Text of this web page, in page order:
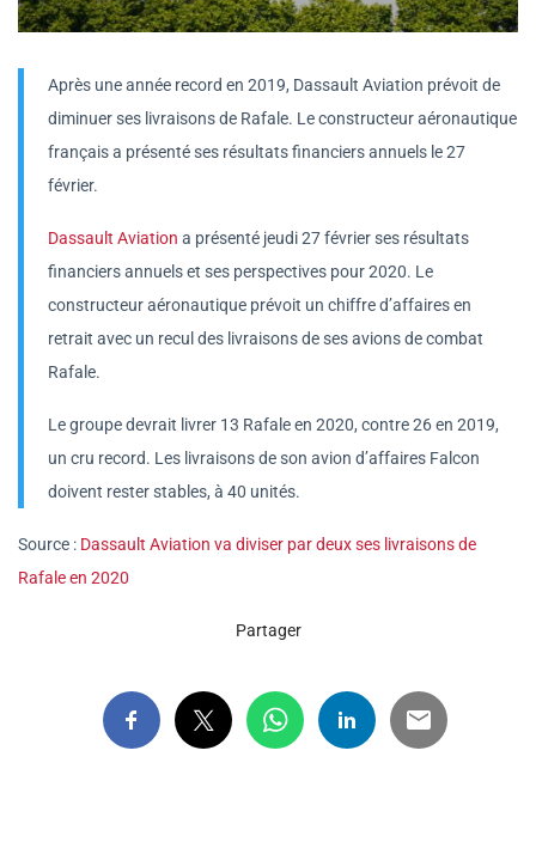
Après une année record en 2019, Dassault Aviation prévoit de
diminuer ses livraisons de Rafale. Le constructeur aéronautique
français a présenté ses résultats financiers annuels le 27
février.
Dassault Aviation a présenté jeudi 27 février ses résultats
financiers annuels et ses perspectives pour 2020. Le
constructeur aéronautique prévoit un chiffre d’affaires en
retrait avec un recul des livraisons de ses avions de combat
Rafale.
Le groupe devrait livrer 13 Rafale en 2020, contre 26 en 2019,
un cru record. Les livraisons de son avion d’affaires Falcon
doivent rester stables, à 40 unités.
Source : Dassault Aviation va diviser par deux ses livraisons de
Rafale en 2020
Partager